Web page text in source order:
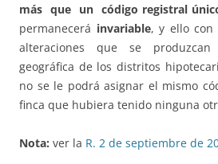
más que un código registral
permanecerá invariable, y ello con
alteraciones que se
geográfica de los distritos
no se le podrá asignar el mismo
finca que hubiera tenido ninguna
Nota: ver la R. 2 de septiembre de